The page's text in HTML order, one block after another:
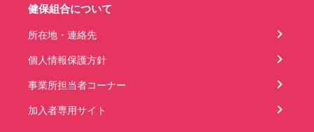
健保組合について
所在地・連絡先
個人情報保護方針
事業所担当者コーナー
加入者専用サイト